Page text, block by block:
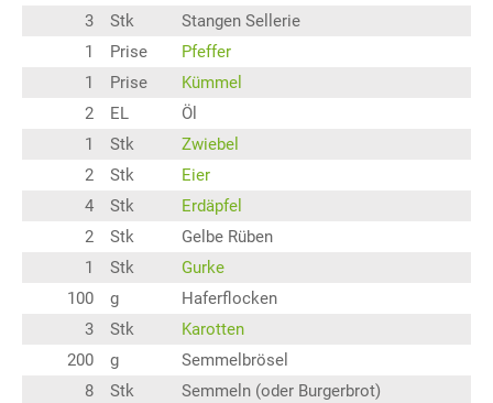
3 Stk
Stangen Sellerie
1
Prise
Pfeffer
1
Prise
Kümmel
2
EL
Öl
1
Stk
Zwiebel
2
Stk
Eier
4
Stk
Erdäpfel
2
Stk
Gelbe Rüben
1
Stk
Gurke
100
g
Haferflocken
3
Stk
Karotten
200
g
Semmelbrösel
8
Stk
Semmeln (oder Burgerbrot)